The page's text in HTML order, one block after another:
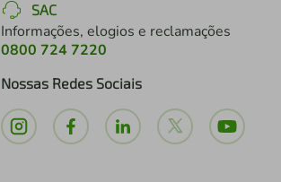
SAC
Informações, elogios e reclamações
0800 724 7220
Nossas Redes Sociais